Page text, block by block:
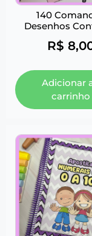
140
Desenhos
R$
Adicionar
carrinho